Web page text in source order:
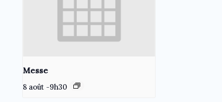
Messe
8 août -9h30